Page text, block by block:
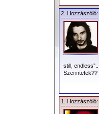
2. Hozzászóló:
still, endless”...
Szerintetek??
1. Hozzászóló: